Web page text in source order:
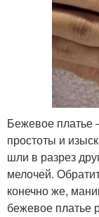
Бежевое платье
простоты и
шли в разрез
мелочей.
конечно же,
бежевое платье